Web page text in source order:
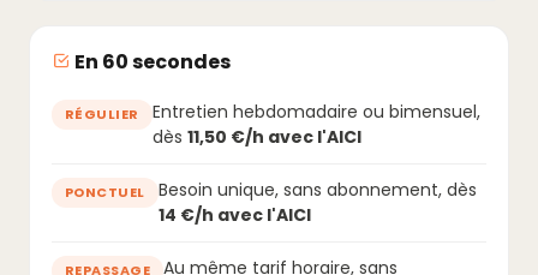
En 60 secondes
RÉGULIER
Entretien hebdomadaire ou bimensuel,
dès 11,50 €/h avec l'AICI
PONCTUEL
Besoin unique, sans abonnement, dès
14 €/h avec l'AICI
REPASSAGE
Au même tarif horaire, sans